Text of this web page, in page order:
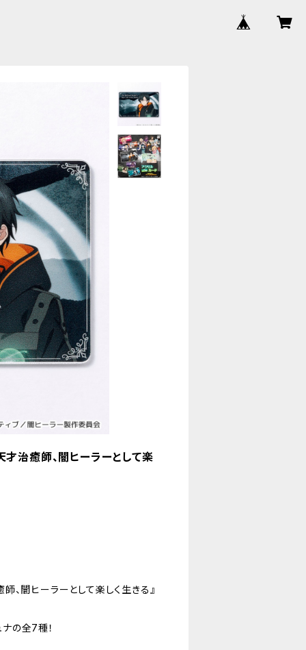
治癒師、闇ヒーラーとして楽
、闇ヒーラーとして楽しく生きる』
ナの全7種！